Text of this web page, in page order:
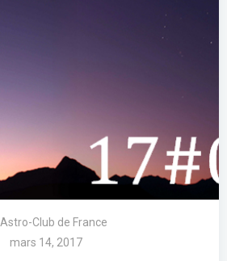
Astro-Club de France
mars 14, 2017